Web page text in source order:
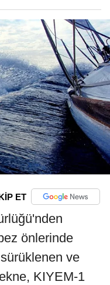
ET
önlerinde
ve
KIYEM-1